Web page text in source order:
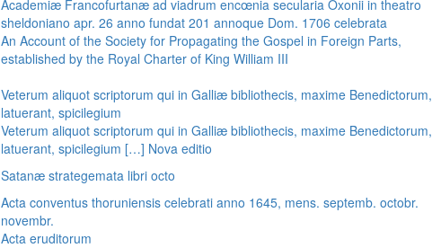
Academiæ Francofurtanæ ad viadrum encœnia secularia Oxonii in theatro
sheldoniano apr. 26 anno fundat 201 annoque Dom. 1706 celebrata
An Account of the Society for Propagating the Gospel in Foreign Parts,
established by the Royal Charter of King William III
Veterum aliquot scriptorum qui in Galliæ bibliothecis, maxime Benedictorum,
latuerant, spicilegium
Veterum aliquot scriptorum qui in Galliæ bibliothecis, maxime Benedictorum,
latuerant, spicilegium […] Nova editio
Satanæ strategemata libri octo
Acta conventus thoruniensis celebrati anno 1645, mens. septemb. octobr.
novembr.
Acta eruditorum